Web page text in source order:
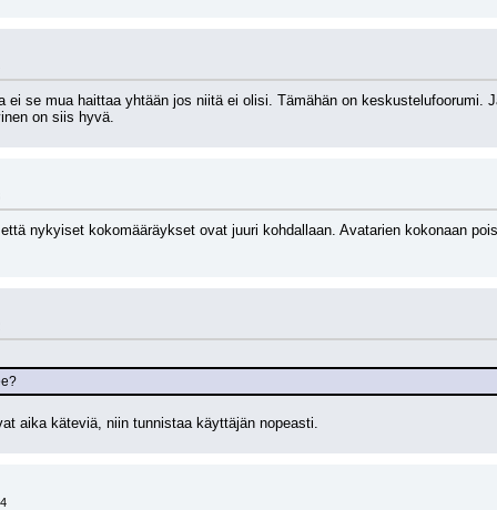
ei se mua haittaa yhtään jos niitä ei olisi. Tämähän on keskustelufoorumi.
on siis hyvä.
nykyiset kokomääräykset ovat juuri kohdallaan. Avatarien kokonaan
aika käteviä, niin tunnistaa käyttäjän nopeasti.